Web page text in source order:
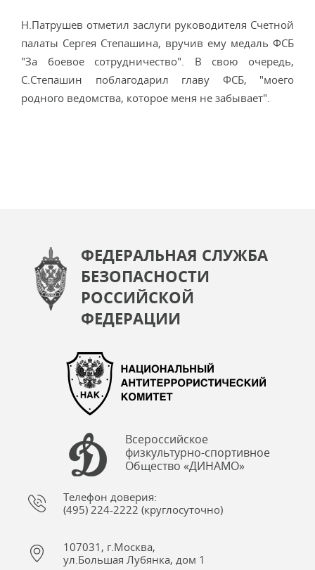
Н.Патрушев отметил заслуги руководителя Счетной
палаты Сергея Степашина, вручив ему медаль ФСБ
"За боевое сотрудничество". В свою очередь,
С.Степашин поблагодарил главу ФСБ, "моего
родного ведомства, которое меня не забывает".
ФЕДЕРАЛЬНАЯ СЛУЖБА
БЕЗОПАСНОСТИ
РОССИЙСКОЙ
ФЕДЕРАЦИИ
Всероссийское
физкультурно-спортивное
Общество «ДИНАМО»
Телефон доверия:
(495) 224-2222 (круглосуточно)
107031, г.Москва,
ул.Большая Лубянка, дом 1